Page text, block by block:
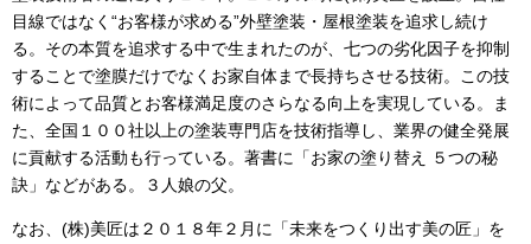
目線ではなく“お客様が求める”外壁塗装・屋根塗装を追求し続け
る。その本質を追求する中で生まれたのが、七つの劣化因子を抑制
することで塗膜だけでなくお家自体まで長持ちさせる技術。この技
術によって品質とお客様満足度のさらなる向上を実現している。ま
た、全国１００社以上の塗装専門店を技術指導し、業界の健全発展
に貢献する活動も行っている。著書に「お家の塗り替え ５つの秘
訣」などがある。３人娘の父。
なお、 (株)美匠は２０１８年２月に「未来をつくり出す美の匠」を